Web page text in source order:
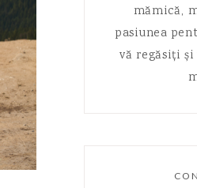
mămică,
pasiunea
vă regăsiți